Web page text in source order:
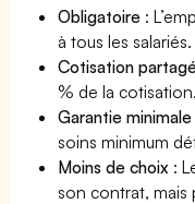
Obligatoire :
à tous les salariés.
Cotisation
% de la cotisation.
Garantie minimale
soins minimum
Moins de choix :
son contrat, mais